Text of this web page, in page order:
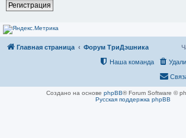
Регистрация
Главная страница Форум ТриДэшника
Наша команда
Создано на основе phpBB® Forum Software ©
Русская поддержка phpBB